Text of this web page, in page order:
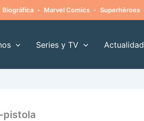
Biográfica · Marvel Comics · Superhéroes
Series y TV Actualidad